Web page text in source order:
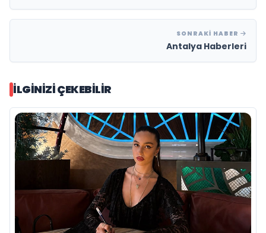
SONRAKI HABER
Antalya Haberleri
İLGINIZI ÇEKEBILIR